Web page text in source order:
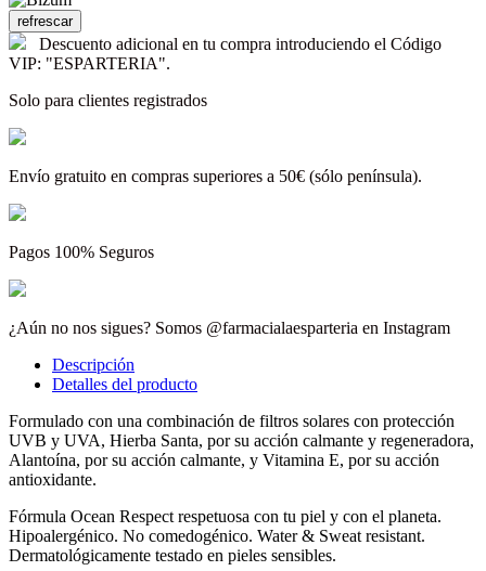
Descuento adicional en tu compra introduciendo el Código
VIP: "ESPARTERIA".
Solo para clientes registrados
Envío gratuito en compras superiores a 50€ (sólo península).
Pagos 100% Seguros
¿Aún no nos sigues? Somos @farmacialaesparteria en Instagram
Descripción
Detalles del producto
Formulado con una combinación de filtros solares con protección
UVB y UVA, Hierba Santa, por su acción calmante y regeneradora,
Alantoína, por su acción calmante, y Vitamina E, por su acción
antioxidante.
Fórmula Ocean Respect respetuosa con tu piel y con el planeta.
Hipoalergénico. No comedogénico. Water & Sweat resistant.
Dermatológicamente testado en pieles sensibles.